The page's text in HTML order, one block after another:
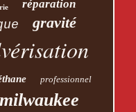
réparation
gravité
professionnel
milwaukee